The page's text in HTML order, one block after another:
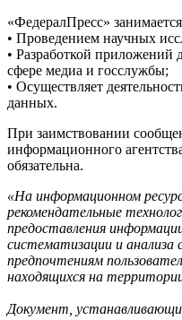
«ФедералПресс»
• Проведением научных
• Разработкой приложений
сфере медиа и госслужбы;
• Осуществляет
данных.
При заимствовании
информационного
обязательна.
«На информационном
рекомендательные
предоставления
систематизации и анализа
предпочтениям
находящихся на
Документ,